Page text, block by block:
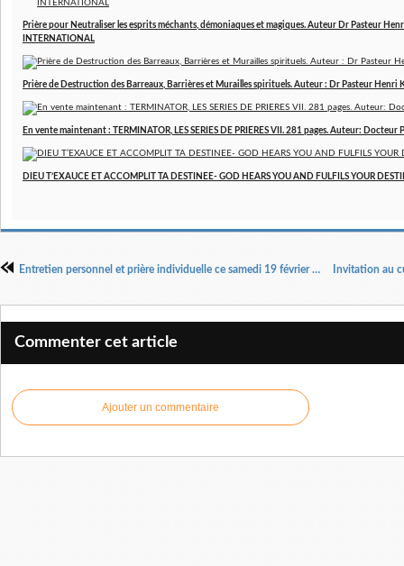
Prière pour Neutraliser les esprits méchants, démoniaques et magiques. Auteur Dr Pasteur
INTERNATIONAL
Prière de Destruction des Barreaux, Barrières et Murailles spirituels. Auteur : Dr Pasteur Henri
En vente maintenant : TERMINATOR, LES SERIES DE PRIERES VII. 281 pages. Auteur:
DIEU T’EXAUCE ET ACCOMPLIT TA DESTINEE- GOD HEARS YOU AND FULFILS YOUR
Entretien personnel et prière individuelle ce samedi 19 février 2022 dès 15h avec le Pasteur Henri Kpodahi sur ZOOM
Commenter cet article
Ajouter un commentaire